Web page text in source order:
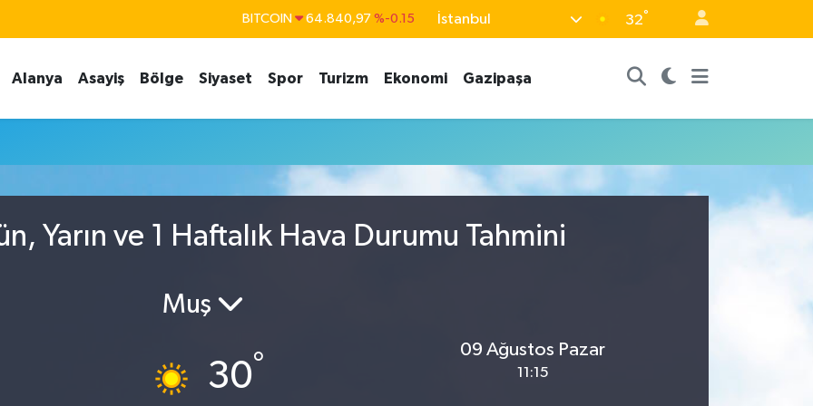
BITCOIN 64.840,97 %-0.15
EURO 55,2510 %0.32
STERLİN 64,4811 %0.38
BİST100 13.779
İstanbul 32°
Alanya Asayiş Bölge Siyaset Spor Turizm Ekonomi Gazipaşa
Yarın ve 1 Haftalık Hava Durumu Tahmini
Muş
30°
09 Ağustos Pazar
11:15